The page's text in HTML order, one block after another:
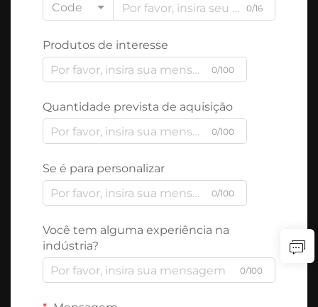
Code
0/16
Produtos de interesse
0/100
Quantidade prevista de aquisição
0/100
Se é para personalizar
0/100
Você tem alguma experiência na
indústria?
0/100